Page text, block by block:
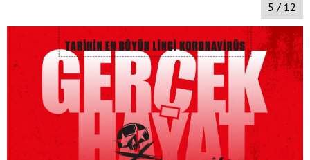
5 / 12